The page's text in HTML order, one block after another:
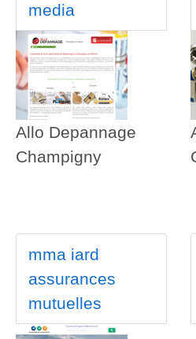
media
Allo Depannage
Champigny
mma iard
assurances
mutuelles